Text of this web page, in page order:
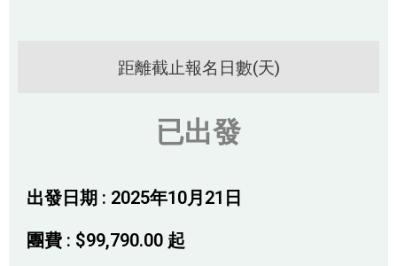
距離截止報名日數(天)
已出發
出發日期 : 2025年10月21日
團費 : $99,790.00 起